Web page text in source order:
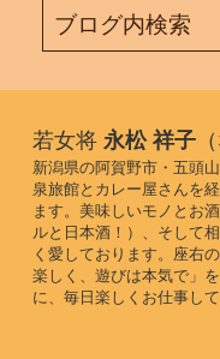
若女将 永松 祥子
新潟県の阿賀野市・五頭
泉旅館とカレー屋さんを
ます。美味しいモノとお
ルと日本酒！）、そして
く愛しております。座右
楽しく、遊びは本気で」
に、毎日楽しくお仕事し